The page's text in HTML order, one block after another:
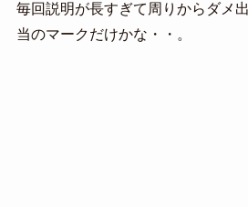
毎回説明が長すぎて周りからダメ
当のマークだけかな・・。